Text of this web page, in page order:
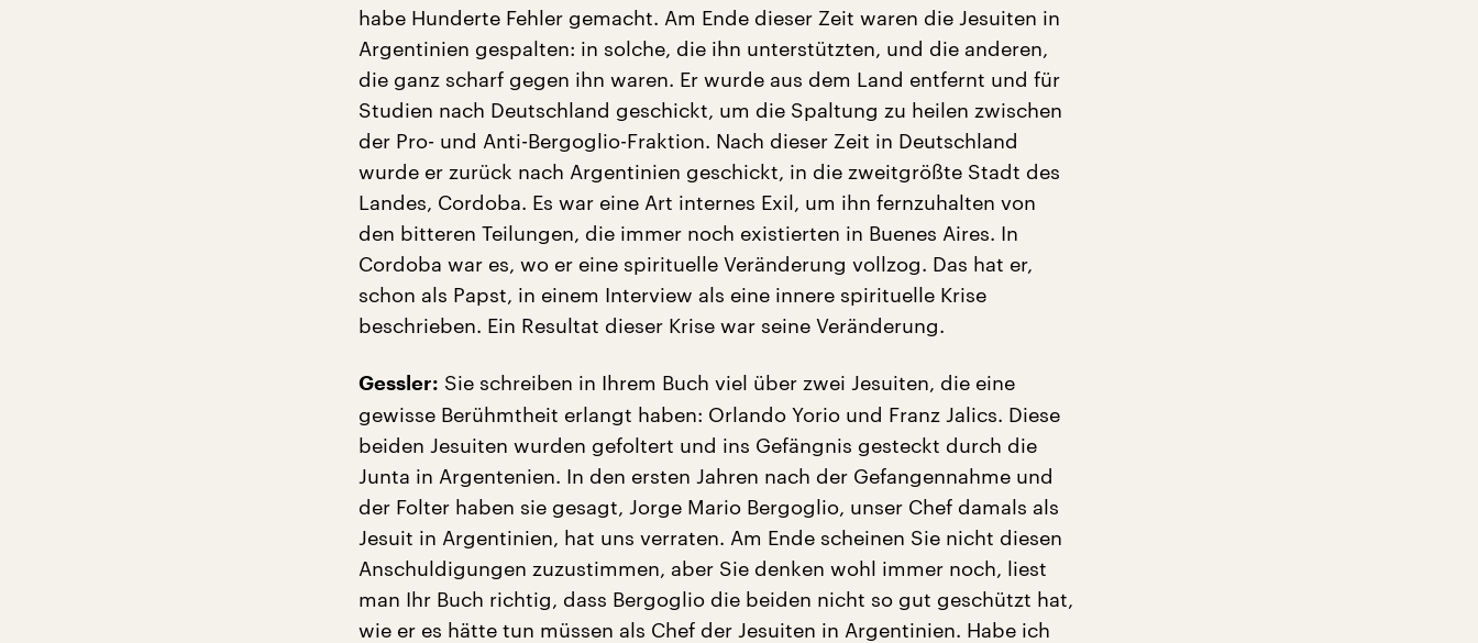
habe Hunderte Fehler gemacht. Am Ende dieser Zeit waren die Jesuiten in
Argentinien gespalten: in solche, die ihn unterstützten, und die anderen,
die ganz scharf gegen ihn waren. Er wurde aus dem Land entfernt und für
Studien nach Deutschland geschickt, um die Spaltung zu heilen zwischen
der Pro- und Anti-Bergoglio-Fraktion. Nach dieser Zeit in Deutschland
wurde er zurück nach Argentinien geschickt, in die zweitgrößte Stadt des
Landes, Cordoba. Es war eine Art internes Exil, um ihn fernzuhalten von
den bitteren Teilungen, die immer noch existierten in Buenes Aires. In
Cordoba war es, wo er eine spirituelle Veränderung vollzog. Das hat er,
schon als Papst, in einem Interview als eine innere spirituelle Krise
beschrieben. Ein Resultat dieser Krise war seine Veränderung.
Gessler: Sie schreiben in Ihrem Buch viel über zwei Jesuiten, die eine
gewisse Berühmtheit erlangt haben: Orlando Yorio und Franz Jalics. Diese
beiden Jesuiten wurden gefoltert und ins Gefängnis gesteckt durch die
Junta in Argentenien. In den ersten Jahren nach der Gefangennahme und
der Folter haben sie gesagt, Jorge Mario Bergoglio, unser Chef damals als
Jesuit in Argentinien, hat uns verraten. Am Ende scheinen Sie nicht diesen
Anschuldigungen zuzustimmen, aber Sie denken wohl immer noch, liest
man Ihr Buch richtig, dass Bergoglio die beiden nicht so gut geschützt hat,
wie er es hätte tun müssen als Chef der Jesuiten in Argentinien. Habe ich